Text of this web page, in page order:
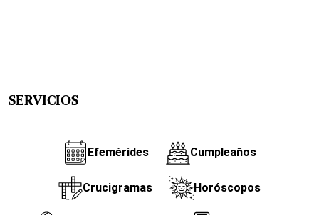
SERVICIOS
Efemérides Cumpleaños
Crucigramas Horóscopos